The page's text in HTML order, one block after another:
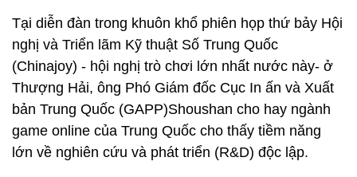
Tại diễn đàn trong khuôn khổ phiên họp thứ bảy Hội
nghị và Triển lãm Kỹ thuật Số Trung Quốc
(Chinajoy) - hội nghị trò chơi lớn nhất nước này- ở
Thượng Hải, ông Phó Giám đốc Cục In ấn và Xuất
bản Trung Quốc (GAPP)Shoushan cho hay ngành
game online của Trung Quốc cho thấy tiềm năng
lớn về nghiên cứu và phát triển (R&D) độc lập.